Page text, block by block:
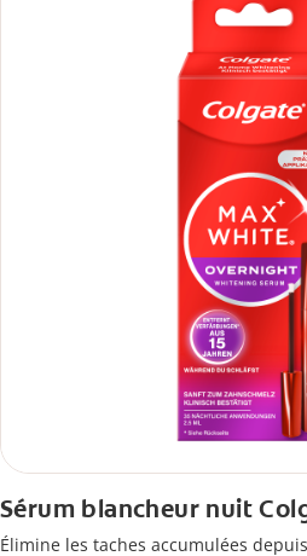
Sérum blancheur nuit
Élimine les taches accumulées